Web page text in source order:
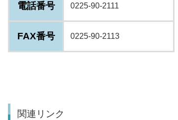
電話番号 0225-90-2111
FAX番号 0225-90-2113
関連リンク